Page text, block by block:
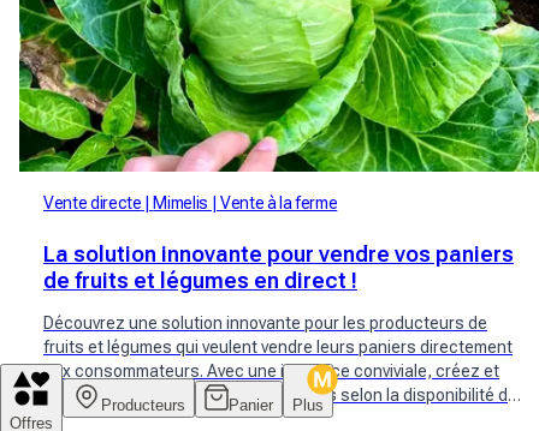
Vente directe Mimelis Vente à la ferme
La solution innovante pour vendre vos paniers
de fruits et légumes en direct !
Découvrez une solution innovante pour les producteurs de
fruits et légumes qui veulent vendre leurs paniers directement
aux consommateurs. Avec une interface conviviale, créez et
proposez vos paniers de produits frais selon la disponibilité de
vos récoltes. Atteignez une large communauté de clients
Offres
Producteurs Panier Plus